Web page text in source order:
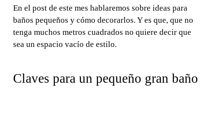
En el post de este mes hablaremos sobre ideas para
baños pequeños y cómo decorarlos. Y es que, que no
tenga muchos metros cuadrados no quiere decir que
sea un espacio vacío de estilo.
Claves para un pequeño gran baño